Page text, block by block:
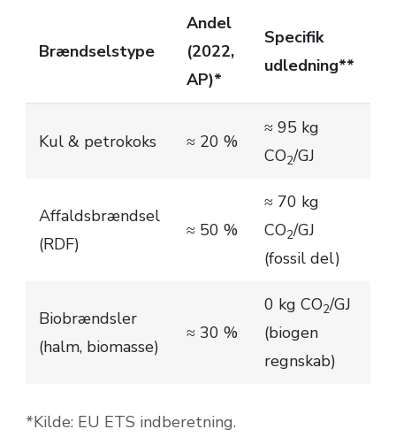
Brændselstype
Andel
(2022,
AP)*
Specifik
udledning**
Kul & petrokoks ≈ 20 %
≈ 95 kg
CO2/GJ
Affaldsbrændsel
(RDF)
≈ 50 %
≈ 70 kg
CO2/GJ
(fossil del)
Biobrændsler
(halm, biomasse)
≈ 30 %
0 kg CO2/GJ
(biogen
regnskab)
*Kilde: EU ETS indberetning.